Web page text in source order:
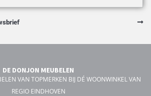
DE DONJON MEUBELEN
VAN TOPMERKEN BIJ DÉ WOONWINKEL VAN
REGIO EINDHOVEN